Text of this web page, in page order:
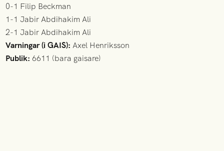
0-1 Filip Beckman
1-1 Jabir Abdihakim Ali
2-1 Jabir Abdihakim Ali
Varningar (i GAIS):Axel Henriksson
Publik: 6611 (bara gaisare)